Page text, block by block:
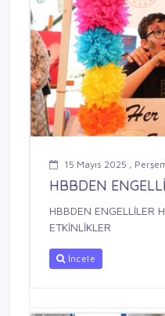
15 Mayıs 2025 ,
HBBDEN
HBBDEN ENGELLİLER
ETKİNLİKLER
İncele